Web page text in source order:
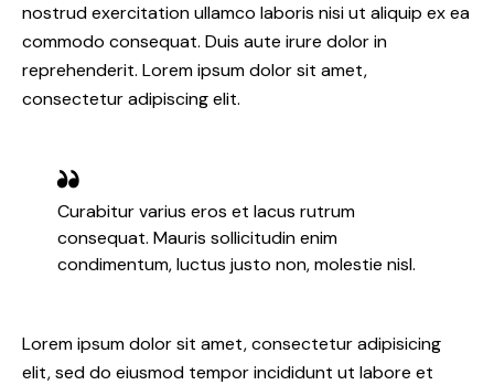
nostrud exercitation ullamco laboris nisi ut aliquip ex ea
commodo consequat. Duis aute irure dolor in
reprehenderit. Lorem ipsum dolor sit amet,
consectetur adipiscing elit.
Curabitur varius eros et lacus rutrum
consequat. Mauris sollicitudin enim
condimentum, luctus justo non, molestie nisl.
Lorem ipsum dolor sit amet, consectetur adipisicing
elit, sed do eiusmod tempor incididunt ut labore et